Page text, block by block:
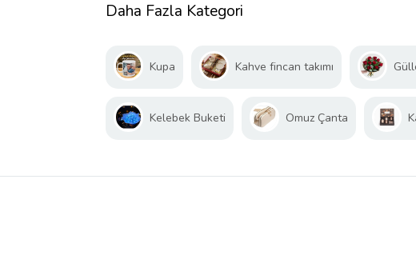
Daha Fazla Kategori
Kupa Kahve fincan takımı
Kelebek Buketi Omuz Çanta